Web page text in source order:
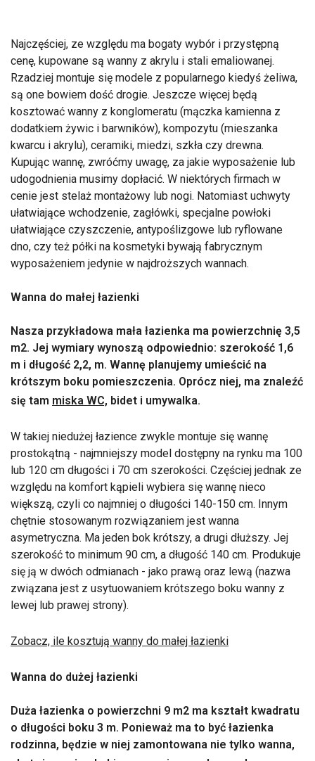
Najczęściej, ze względu ma bogaty wybór i przystępną
cenę, kupowane są wanny z akrylu i stali emaliowanej.
Rzadziej montuje się modele z popularnego kiedyś żeliwa,
są one bowiem dość drogie. Jeszcze więcej będą
kosztować wanny z konglomeratu (mączka kamienna z
dodatkiem żywic i barwników), kompozytu (mieszanka
kwarcu i akrylu), ceramiki, miedzi, szkła czy drewna.
Kupując wannę, zwróćmy uwagę, za jakie wyposażenie lub
udogodnienia musimy dopłacić. W niektórych firmach w
cenie jest stelaż montażowy lub nogi. Natomiast uchwyty
ułatwiające wchodzenie, zagłówki, specjalne powłoki
ułatwiające czyszczenie, antypoślizgowe lub ryflowane
dno, czy też półki na kosmetyki bywają fabrycznym
wyposażeniem jedynie w najdroższych wannach.
Wanna do małej łazienki
Nasza przykładowa mała łazienka ma powierzchnię 3,5
m2. Jej wymiary wynoszą odpowiednio: szerokość 1,6
m i długość 2,2, m. Wannę planujemy umieścić na
krótszym boku pomieszczenia. Oprócz niej, ma znaleźć
się tam miska WC, bidet i umywalka.
W takiej niedużej łazience zwykle montuje się wannę
prostokątną - najmniejszy model dostępny na rynku ma 100
lub 120 cm długości i 70 cm szerokości. Częściej jednak ze
względu na komfort kąpieli wybiera się wannę nieco
większą, czyli co najmniej o długości 140-150 cm. Innym
chętnie stosowanym rozwiązaniem jest wanna
asymetryczna. Ma jeden bok krótszy, a drugi dłuższy. Jej
szerokość to minimum 90 cm, a długość 140 cm. Produkuje
się ją w dwóch odmianach - jako prawą oraz lewą (nazwa
związana jest z usytuowaniem krótszego boku wanny z
lewej lub prawej strony).
Zobacz, ile kosztują wanny do małej łazienki
Wanna do dużej łazienki
Duża łazienka o powierzchni 9 m2 ma kształt kwadratu
o długości boku 3 m. Ponieważ ma to być łazienka
rodzinna, będzie w niej zamontowana nie tylko wanna,